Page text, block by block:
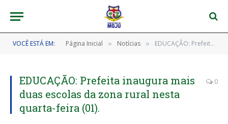
VOCÊ ESTÁ EM: Página Inicial » Notícias » EDUCAÇÃO: Prefeita inaugura mais duas escolas da zona rural nesta quarta-feira (01).
EDUCAÇÃO: Prefeita inaugura mais
duas escolas da zona rural nesta
quarta-feira (01).
0